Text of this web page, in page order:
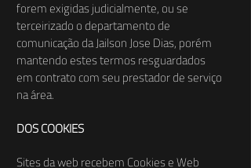
forem exigidas judicialmente, ou se
terceirizado o departamento de
comunicação da Jailson Jose Dias, porém
mantendo estes termos resguardados
em contrato com seu prestador de serviço
na área.
DOS COOKIES
Sites da web recebem Cookies e Web